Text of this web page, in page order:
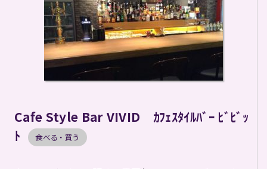
Cafe Style Bar VIVID ｶﾌｪｽﾀｲﾙﾊﾞｰ ﾋﾞﾋﾞｯ
ﾄ
食べる・買う